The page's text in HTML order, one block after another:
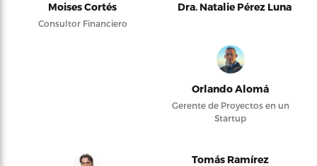
Moises Cortés
Consultor Financiero
Dra. Natalie Pérez Luna
Orlando Alomá
Gerente de Proyectos en un
Startup
Tomás Ramírez